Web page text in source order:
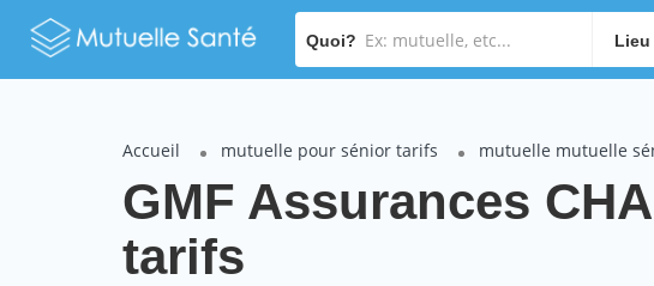
Quoi? Lieu
Accueil mutuelle pour sénior tarifs mutuelle mutuelle
GMF Assurances
tarifs